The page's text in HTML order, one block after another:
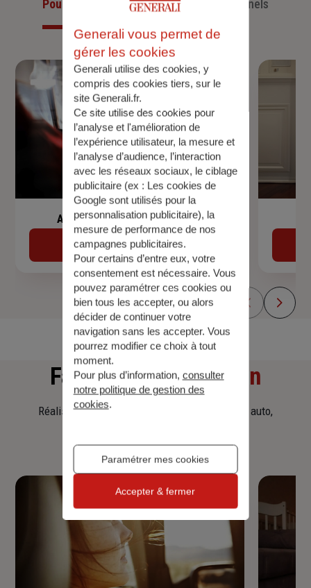
Pour les particuliersPour les professionnels
Assurance de prêt immobilier
Découvrir
Faitesune simulation
Réalisez une simulation tarifaire d'assurance, auto,
Generali vous permet de
gérer les cookies
Generali utilise des cookies, y
compris des cookies tiers, sur le
site Generali.fr.
Ce site utilise des cookies pour
l’analyse et l'amélioration de
l’expérience utilisateur, la mesure et
l’analyse d’audience, l’interaction
avec les réseaux sociaux, le ciblage
publicitaire (ex : Les cookies de
Google sont utilisés pour la
personnalisation publicitaire), la
mesure de performance de nos
campagnes publicitaires.
Pour certains d’entre eux, votre
consentement est nécessaire. Vous
pouvez paramétrer ces cookies ou
bien tous les accepter, ou alors
décider de continuer votre
navigation sans les accepter. Vous
pourrez modifier ce choix à tout
moment.
Pour plus d’information, consulter
notre politique de gestion des
cookies.
Paramétrer mes cookies
Accepter & fermer